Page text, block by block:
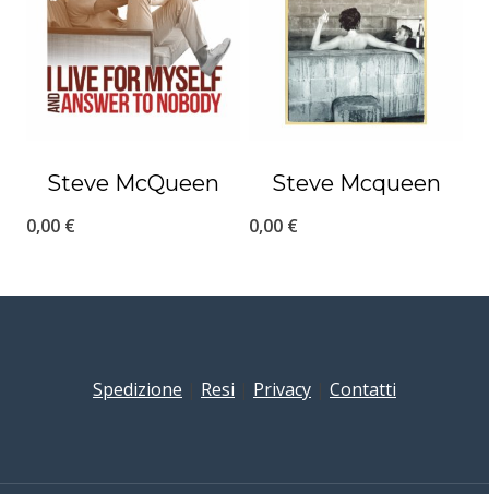
Steve McQueen
0,00 €
Steve Mcqueen
0,00 €
Spedizione Resi Privacy Contatti